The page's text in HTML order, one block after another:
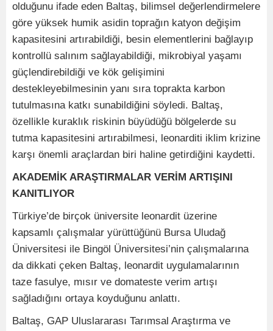
olduğunu ifade eden Baltaş, bilimsel değerlendirmelere
göre yüksek humik asidin toprağın katyon değişim
kapasitesini artırabildiği, besin elementlerini bağlayıp
kontrollü salınım sağlayabildiği, mikrobiyal yaşamı
güçlendirebildiği ve kök gelişimini
destekleyebilmesinin yanı sıra toprakta karbon
tutulmasına katkı sunabildiğini söyledi. Baltaş,
özellikle kuraklık riskinin büyüdüğü bölgelerde su
tutma kapasitesini artırabilmesi, leonarditi iklim krizine
karşı önemli araçlardan biri haline getirdiğini kaydetti.
AKADEMİK ARAŞTIRMALAR VERİM ARTIŞINI
KANITLIYOR
Türkiye’de birçok üniversite leonardit üzerine
kapsamlı çalışmalar yürüttüğünü Bursa Uludağ
Üniversitesi ile Bingöl Üniversitesi’nin çalışmalarına
da dikkati çeken Baltaş, leonardit uygulamalarının
taze fasulye, mısır ve domateste verim artışı
sağladığını ortaya koyduğunu anlattı.
Baltaş, GAP Uluslararası Tarımsal Araştırma ve